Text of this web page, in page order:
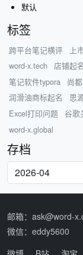
默认
标签
跨平台笔记横评 上
word-x.tech
店铺起
笔记软件typora
尚
润滑油商标起名
思
Excel打印问题
谷歌
word-x.global
存档
邮箱：ask@word-
微信：eddy5600